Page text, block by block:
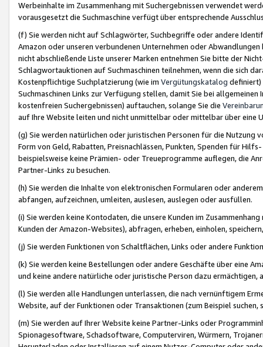
Werbeinhalte im Zusammenhang mit Suchergebnissen verwendet
vorausgesetzt die Suchmaschine verfügt über entsprechende
(f) Sie werden nicht auf Schlagwörter, Suchbegriffe oder andere
Amazon oder unseren verbundenen Unternehmen oder
nicht abschließende Liste unserer Marken entnehmen Sie bitte der
Schlagwortauktionen auf Suchmaschinen teilnehmen, wenn die sich
Kostenpflichtige Suchplatzierung (wie im Vergütungskatalog definiert)
Suchmaschinen Links zur Verfügung stellen, damit Sie bei
kostenfreien Suchergebnissen) auftauchen, solange Sie die
auf Ihre Website leiten und nicht unmittelbar oder mittelbar über eine
(g) Sie werden natürlichen oder juristischen Personen für die Nutzung
Form von Geld, Rabatten, Preisnachlässen, Punkten, Spenden für
beispielsweise keine Prämien- oder Treueprogramme auflegen, die
Partner-Links zu besuchen.
(h) Sie werden die Inhalte von elektronischen Formularen oder
abfangen, aufzeichnen, umleiten, auslesen, auslegen oder ausfüllen.
(i) Sie werden keine Kontodaten, die unsere Kunden im
Kunden der Amazon-Websites), abfragen, erheben, einholen,
(j) Sie werden Funktionen von Schaltflächen, Links oder andere
(k) Sie werden keine Bestellungen oder andere Geschäfte über eine
und keine andere natürliche oder juristische Person dazu
(l) Sie werden alle Handlungen unterlassen, die nach vernünftigem
Website, auf der Funktionen oder Transaktionen (zum Beispiel
(m) Sie werden auf Ihrer Website keine Partner-Links oder
Spionagesoftware, Schadsoftware, Computerviren, Würmern,